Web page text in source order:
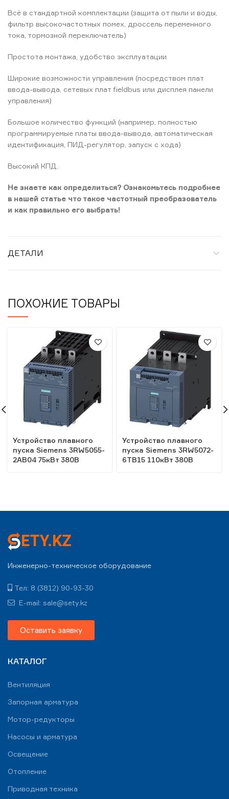
Всё в стандартной комплектации (защита от пыли и воды,
фильтр высокочастотных помех, дроссель переменного
тока, тормозной переключатель)
Простота монтажа, удобство эксплуатации
Широкие возможности управления (посредством плат
ввода-вывода, сетевых плат fieldbus или дисплея панели
управления)
Большое количество функций (например, полностью
программируемые платы ввода-вывода, автоматическая
идентификация, ПИД-регулятор, запуск с хода)
Высокий КПД.
Не знаете как определиться? Ознакомьтесь подробнее
в нашей статье что такое частотный преобразователь
и как правильно его выбрать!
ДЕТАЛИ
ПОХОЖИЕ ТОВАРЫ
Устройство плавного
пуска Siemens 3RW5055-
2AB04 75кВт 380В
Устройство плавного
пуска Siemens 3RW5072-
6TB15 110кВт 380В
Инженерно-техническое оборудование
Тел: 8 (3812) 90-93-30
E-mail: sale@sety.kz
Оставить заявку
КАТАЛОГ
Вентиляция
Запорная арматура
Мотор-редукторы
Насосы и арматура
Освещение
Отопление
Приводная техника